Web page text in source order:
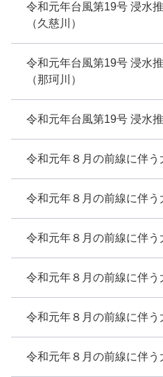
令和元年台風第19号 浸水
（久慈川）
令和元年台風第19号 浸水
（那珂川）
令和元年台風第19号 浸水
令和元年８月の前線に伴う
令和元年８月の前線に伴う
令和元年８月の前線に伴う
令和元年８月の前線に伴う
令和元年８月の前線に伴う
令和元年８月の前線に伴う